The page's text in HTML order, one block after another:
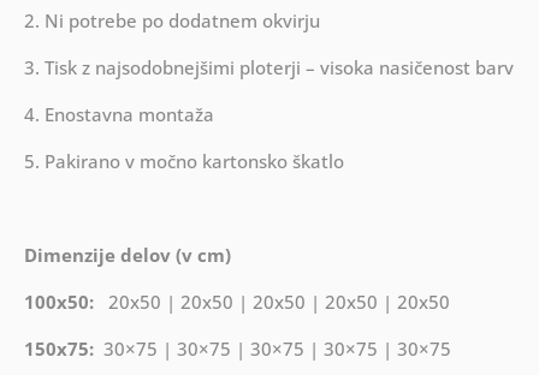
2. Ni potrebe po dodatnem okvirju
3. Tisk z najsodobnejšimi ploterji – visoka nasičenost barv
4. Enostavna montaža
5. Pakirano v močno kartonsko škatlo
Dimenzije delov (v cm)
100x50: 20x50 | 20x50 | 20x50 | 20x50 | 20x50
150x75: 30×75 | 30×75 | 30×75 | 30×75 | 30×75